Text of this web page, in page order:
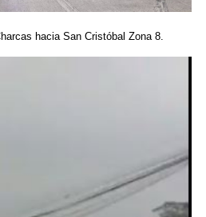
hacia San Cristóbal Zona 8.